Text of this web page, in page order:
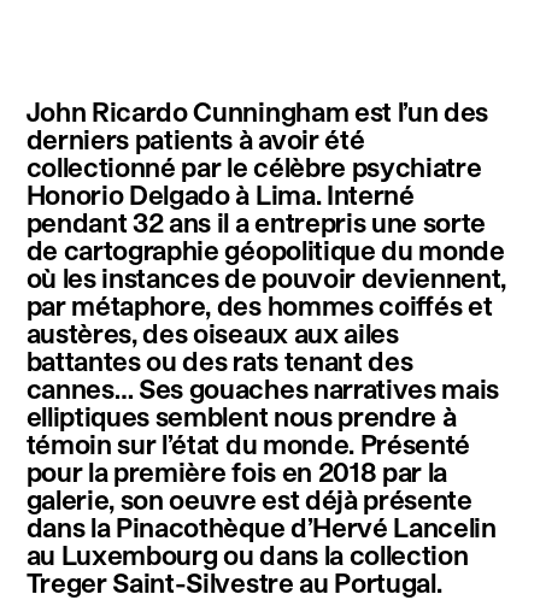
français english
John Ricardo Cunningham est l’un des
derniers patients à avoir été
collectionné par le célèbre psychiatre
Honorio Delgado à Lima. Interné
pendant 32 ans il a entrepris une sorte
de cartographie géopolitique du monde
où les instances de pouvoir deviennent,
par métaphore, des hommes coiffés et
austères, des oiseaux aux ailes
battantes ou des rats tenant des
cannes… Ses gouaches narratives mais
elliptiques semblent nous prendre à
témoin sur l’état du monde. Présenté
pour la première fois en 2018 par la
galerie, son oeuvre est déjà présente
dans la Pinacothèque d’Hervé Lancelin
au Luxembourg ou dans la collection
Treger Saint-Silvestre au Portugal.